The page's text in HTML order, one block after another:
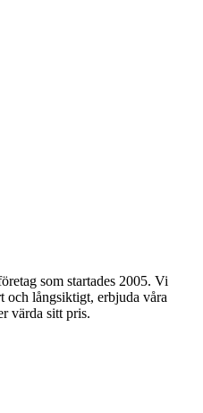
som startades 2005. Vi
och långsiktigt, erbjuda våra
värda sitt pris.